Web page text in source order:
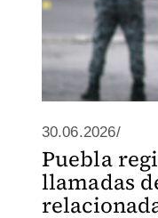
30.06.2026/
Puebla
llamadas